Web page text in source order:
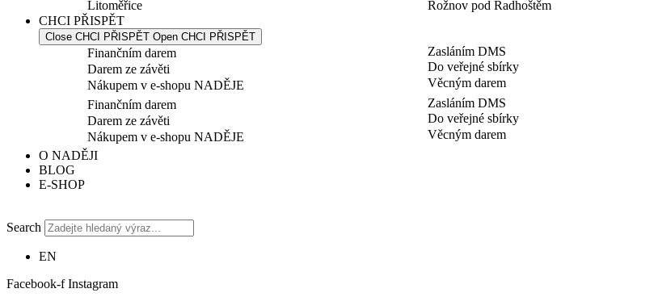
Litoměřice
Rožnov pod Radhoštěm
CHCI PŘISPĚT
Close CHCI PŘISPĚT Open CHCI PŘISPĚT
Finančním darem
Darem ze závěti
Nákupem v e-shopu NADĚJE
Zasláním DMS
Do veřejné sbírky
Věcným darem
Finančním darem
Darem ze závěti
Nákupem v e-shopu NADĚJE
Zasláním DMS
Do veřejné sbírky
Věcným darem
O NADĚJI
BLOG
E-SHOP
Search
EN
Facebook-f Instagram